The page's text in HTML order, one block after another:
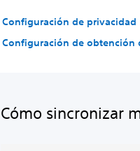
Configuración de privacidad
Configuración de obtención
Cómo sincronizar